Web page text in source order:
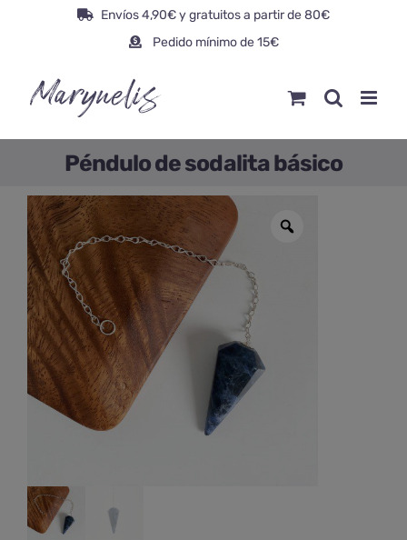
Envíos 4,90€ y gratuitos a partir de 80€
Pedido mínimo de 15€
Péndulo de sodalita básico